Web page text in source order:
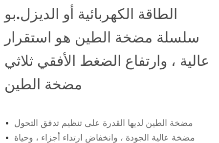
الطاقة الكهربائية أو الديزل.بو
سلسلة مضخة الطين هو استقرار
عالية ، وارتفاع الضغط الأفقي ثلاثي
مضخة الطين
مضخة الطين لديها القدرة على تنظيم تدفق التحول
مضخة عالية الجودة ، وانخفاض ارتداء أجزاء ، وحياة